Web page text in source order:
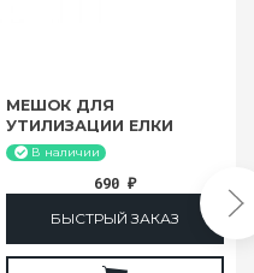
МЕШОК ДЛЯ
УТИЛИЗАЦИИ ЕЛКИ
210СМВ наличии
690₽
БЫСТРЫЙ ЗАКАЗ